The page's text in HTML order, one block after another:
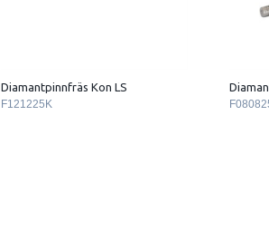
Diamantpinnfräs Kon LS
F121225K